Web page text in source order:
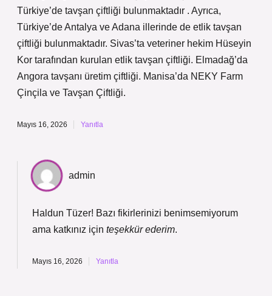
Türkiye’de tavşan çiftliği bulunmaktadır . Ayrıca,
Türkiye’de Antalya ve Adana illerinde de etlik tavşan
çiftliği bulunmaktadır. Sivas’ta veteriner hekim Hüseyin
Kor tarafından kurulan etlik tavşan çiftliği. Elmadağ’da
Angora tavşanı üretim çiftliği. Manisa’da NEKY Farm
Çinçila ve Tavşan Çiftliği.
Mayıs 16, 2026 Yanıtla
admin
Haldun Tüzer! Bazı fikirlerinizi benimsemiyorum
ama katkınız için teşekkür ederim.
Mayıs 16, 2026 Yanıtla